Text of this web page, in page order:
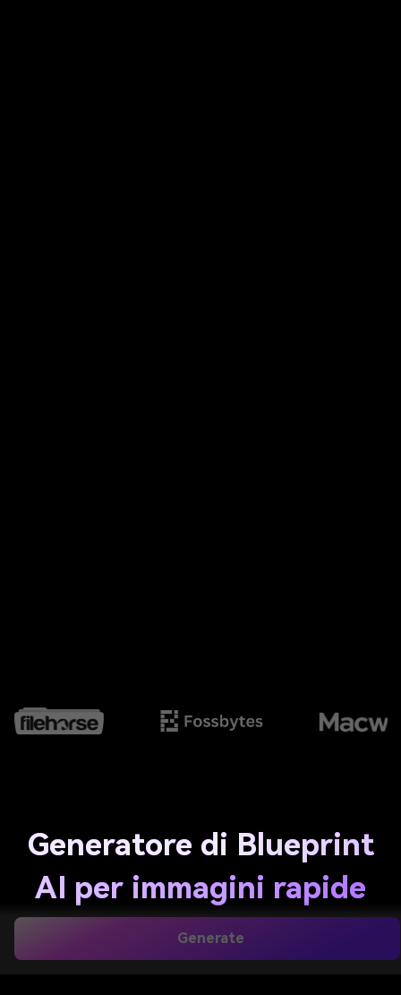
Generate
Generatore di Blueprint
AI per immagini rapide
di concetti tecnici e